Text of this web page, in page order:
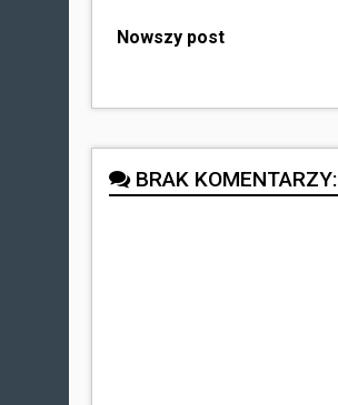
Nowszy post
BRAK KOMENTARZY: